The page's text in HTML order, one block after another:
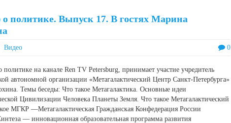
о политике. Выпуск 17. В гостях Марина
0
Видео
политике на канале Ren TV Petersburg, принимает участие учредитель
автономной организации «Метагалактический Центр Санкт-Петербурга»
Темы беседы: Что такое Метагалактика. Основные идеи
Цивилизации Человека Планеты Земля. Что такое Метагалактический
МГКР —Метагалактическая Гражданская Конфедерация России
— инновационная образовательная программа развития